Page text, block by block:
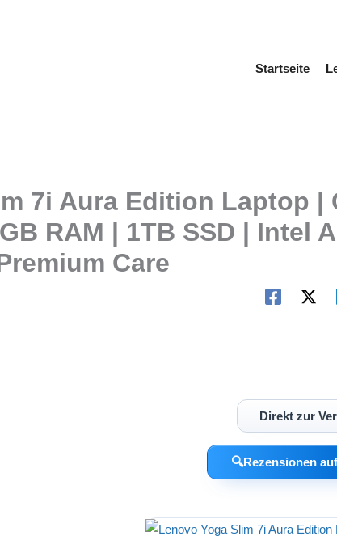
Startseite
7i Aura Edition Laptop |
RAM | 1TB SSD | Intel
Care
Direkt zur
🔍Rezensionen